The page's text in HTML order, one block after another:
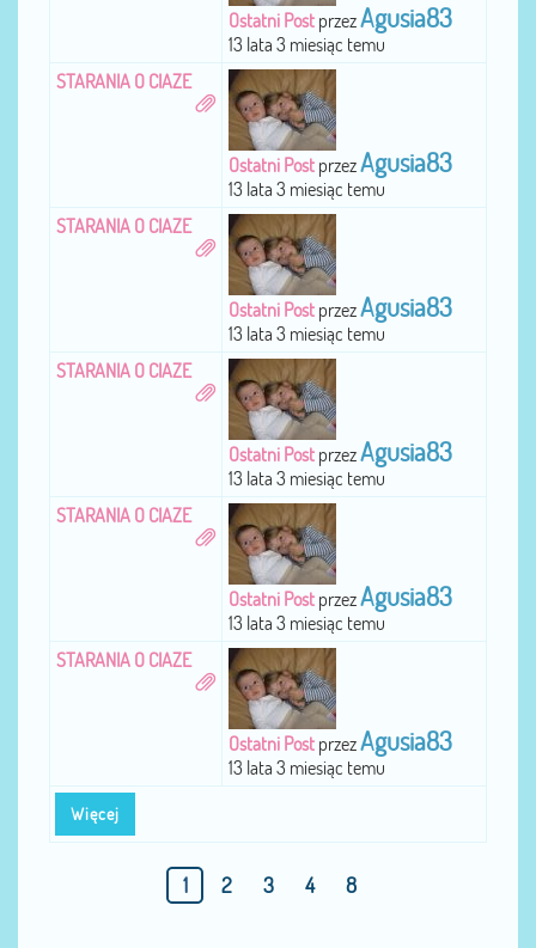
Więcej
Ostatni Post przezAgusia83
13 lata 3 miesiąc temu
STARANIA O CIAZE
Ostatni Post przezAgusia83
13 lata 3 miesiąc temu
STARANIA O CIAZE
Ostatni Post przezAgusia83
13 lata 3 miesiąc temu
STARANIA O CIAZE
Ostatni Post przezAgusia83
13 lata 3 miesiąc temu
STARANIA O CIAZE
Ostatni Post przezAgusia83
13 lata 3 miesiąc temu
STARANIA O CIAZE
Ostatni Post przezAgusia83
13 lata 3 miesiąc temu
1 2 3 4 8